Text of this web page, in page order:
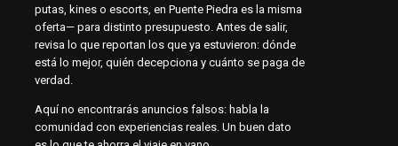
putas, kines o escorts, en Puente Piedra es la misma
oferta— para distinto presupuesto. Antes de salir,
revisa lo que reportan los que ya estuvieron: dónde
está lo mejor, quién decepciona y cuánto se paga de
verdad.
Aquí no encontrarás anuncios falsos: habla la
comunidad con experiencias reales. Un buen dato